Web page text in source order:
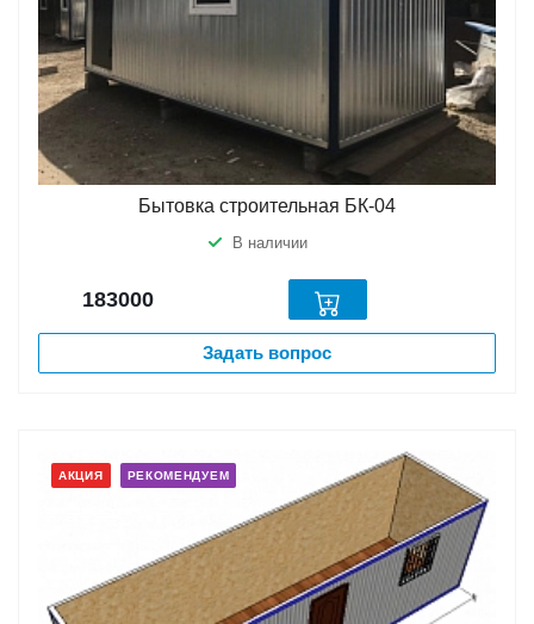
Бытовка строительная БК-04
В наличии
183000
Задать вопрос
АКЦИЯ РЕКОМЕНДУЕМ